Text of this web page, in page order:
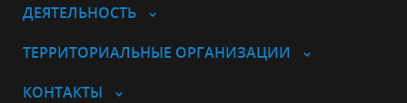
ДЕЯТЕЛЬНОСТЬ
ТЕРРИТОРИАЛЬНЫЕ ОРГАНИЗАЦИИ
КОНТАКТЫ